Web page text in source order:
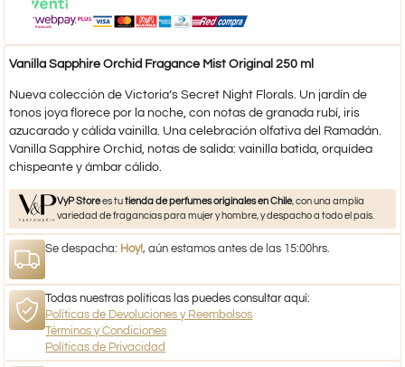
Vanilla Sapphire Orchid Fragance Mist Original 250 ml
Nueva colección de Victoria’s Secret Night Florals. Un jardín de
tonos joya florece por la noche, con notas de granada rubí, iris
azucarado y cálida vainilla. Una celebración olfativa del Ramadán.
Vanilla Sapphire Orchid, notas de salida: vainilla batida, orquídea
chispeante y ámbar cálido.
VyP Storees tutienda de perfumes originales en Chile, con una amplia
variedad de fragancias para mujer y hombre, y despacho a todo el país.
Se despacha: Hoy!, aún estamos antes de las 15:00hrs.
Todas nuestras políticas las puedes consultar aquí:
Políticas de Devoluciones y Reembolsos
Términos y Condiciones
Políticas de Privacidad